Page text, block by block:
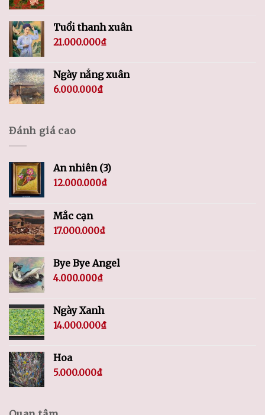
Tuổi thanh xuân
21.000.000₫
Ngày nắng xuân
6.000.000₫
Đánh giá cao
An nhiên (3)
12.000.000₫
Mắc cạn
17.000.000₫
Bye Bye Angel
4.000.000₫
Ngày Xanh
14.000.000₫
Hoa
5.000.000₫